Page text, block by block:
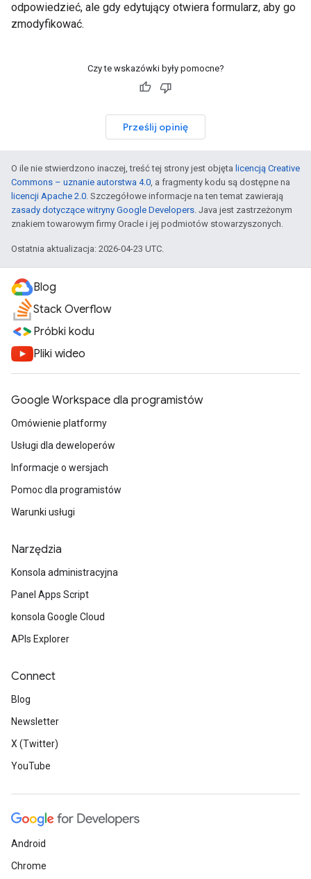
odpowiedzieć, ale gdy edytujący otwiera formularz, aby go
zmodyfikować.
Czy te wskazówki były pomocne?
Prześlij opinię
O ile nie stwierdzono inaczej, treść tej strony jest objęta licencją Creative
Commons – uznanie autorstwa 4.0, a fragmenty kodu są dostępne na
licencji Apache 2.0. Szczegółowe informacje na ten temat zawierają
zasady dotyczące witryny Google Developers. Java jest zastrzeżonym
znakiem towarowym firmy Oracle i jej podmiotów stowarzyszonych.
Ostatnia aktualizacja: 2026-04-23 UTC.
Blog
Stack Overflow
Próbki kodu
Pliki wideo
Google Workspace dla programistów
Omówienie platformy
Usługi dla deweloperów
Informacje o wersjach
Pomoc dla programistów
Warunki usługi
Narzędzia
Konsola administracyjna
Panel Apps Script
konsola Google Cloud
APIs Explorer
Connect
Blog
Newsletter
X (Twitter)
YouTube
Android
Chrome